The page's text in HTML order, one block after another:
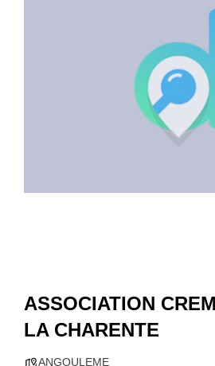
ASSOCIATION
LA CHARENTE
ANGOULEME